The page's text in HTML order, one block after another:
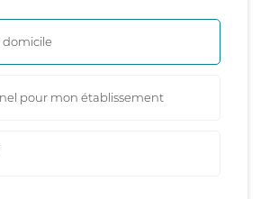
domicile
pour mon établissement